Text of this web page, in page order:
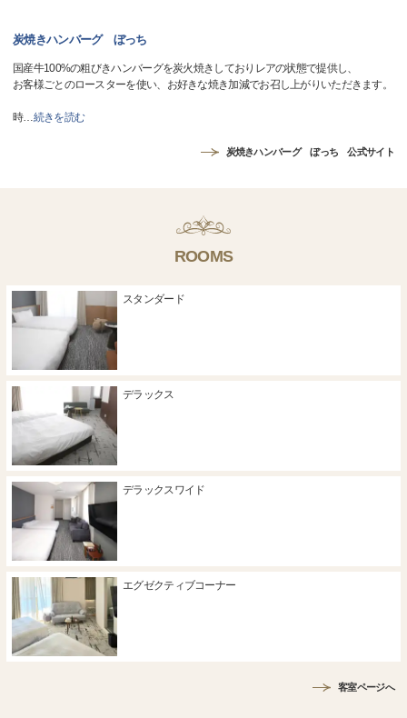
炭焼きハンバーグ ぼっち
国産牛100%の粗びきハンバーグを炭火焼きしておりレアの状態で提供し、
お客様ごとのロースターを使い、お好きな焼き加減でお召し上がりいただきます。
時…続きを読む
炭焼きハンバーグ ぼっち 公式サイト
ROOMS
スタンダード
デラックス
デラックスワイド
エグゼクティブコーナー
客室ページへ